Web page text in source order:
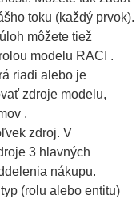
toku (každý prvok).
môžete tiež
modelu RACI .
riadi alebo je
zdroje modelu,
.
zdroj. V
3 hlavných
nákupu.
(rolu alebo entitu)